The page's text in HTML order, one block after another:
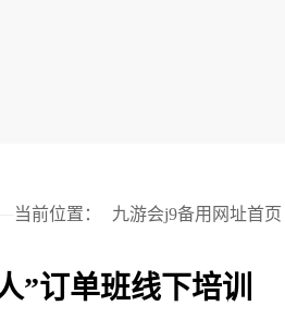
当前位置： 九游会j9备用网址首页
”订单班线下培训